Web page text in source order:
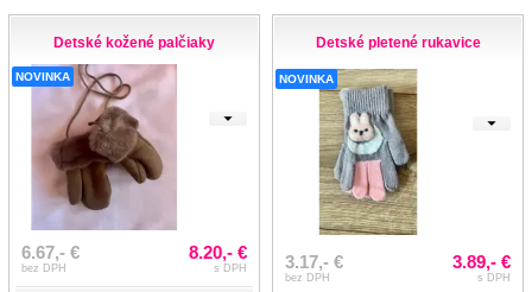
Detské kožené palčiaky
NOVINKA
6.67,- €
bez DPH
8.20,- €
s DPH
Detské pletené rukavice
NOVINKA
3.17,- €
bez DPH
3.89,- €
s DPH